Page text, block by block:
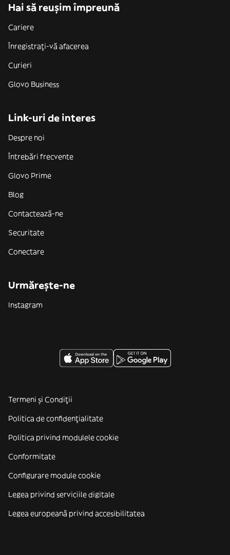
Hai să reușim împreună
Cariere
Înregistrați-vă afacerea
Curieri
Glovo Business
Link-uri de interes
Despre noi
Întrebări frecvente
Glovo Prime
Blog
Contactează-ne
Securitate
Conectare
Urmărește-ne
Instagram
Termeni și Condiții
Politica de confidenţialitate
Politica privind modulele cookie
Conformitate
Configurare module cookie
Legea privind serviciile digitale
Legea europeană privind accesibilitatea